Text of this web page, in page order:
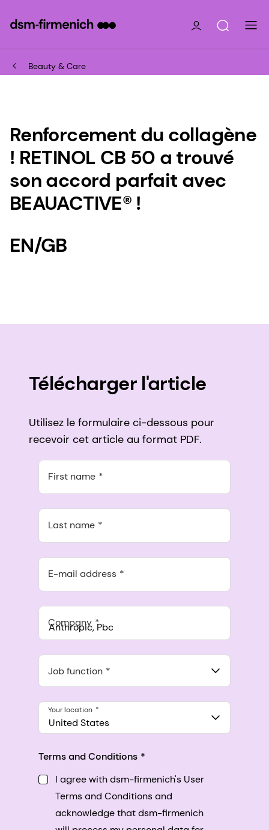
Beauty & Care
Renforcement du collagène
! RETINOL CB 50 a trouvé
son accord parfait avec
BEAUACTIVE® !
EN/GB
Télécharger l'article
Utilisez le formulaire ci-dessous pour
recevoir cet article au format PDF.
First name
Last name
E-mail address
Company
548 Market St Pmb 90375, San Francisco, California, US
Job function
United States
Your location
Terms and Conditions
I agree with dsm-firmenich's User
Terms and Conditions and
acknowledge that dsm-firmenich